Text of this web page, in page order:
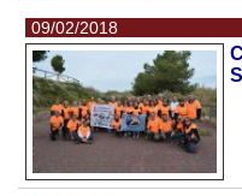
09/02/2018